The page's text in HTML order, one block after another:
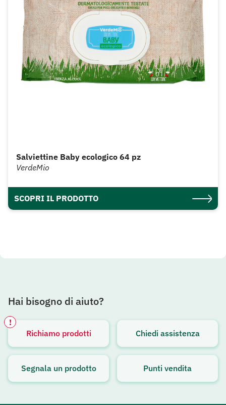
Salviettine Baby ecologico 64 pz
VerdeMio
SCOPRI IL PRODOTTO
Hai bisogno di aiuto?
Richiamo prodotti
!
Avviso attivo
Chiedi assistenza
Segnala un prodotto Punti vendita